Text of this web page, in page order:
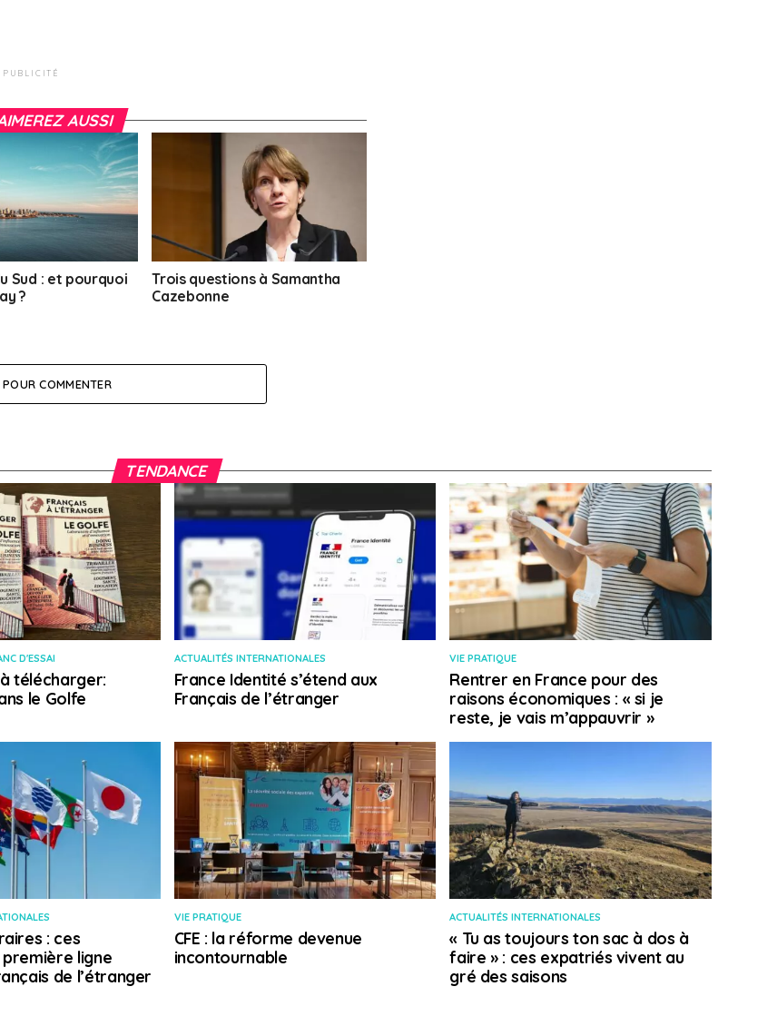
PUBLICITÉ
AUSSI
Sud : et pourquoi
?
Trois questions à Samantha
Cazebonne
COMMENTER
TENDANCE
D'ESSAI
télécharger:
le Golfe
ACTUALITÉS INTERNATIONALES
France Identité s’étend aux
Français de l’étranger
VIE PRATIQUE
Rentrer en France pour des
raisons économiques : « si je
reste, je vais m’appauvrir »
: ces
ligne
de l’étranger
VIE PRATIQUE
CFE : la réforme devenue
incontournable
ACTUALITÉS INTERNATIONALES
« Tu as toujours ton sac à dos à
faire » : ces expatriés vivent au
gré des saisons